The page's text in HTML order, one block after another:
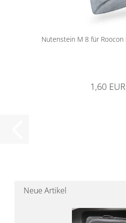
Nutenstein M 8 für Roocon
1,60 EUR
Neue Artikel